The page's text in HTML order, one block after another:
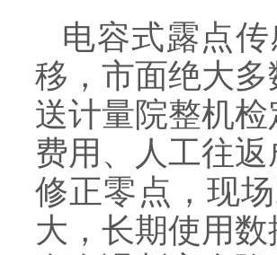
电容式露点
移，市面绝大
送计量院整机
费用、人工往
修正零点，现
大，长期使用